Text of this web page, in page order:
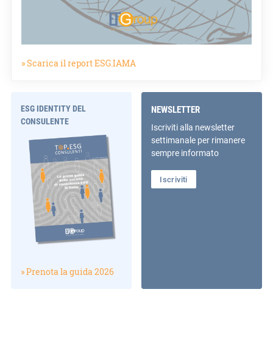
» Scarica il report ESG.IAMA
ESG IDENTITY DEL
CONSULENTE
» Prenota la guida 2026
NEWSLETTER
Iscriviti alla newsletter
settimanale per rimanere
sempre informato
Iscriviti